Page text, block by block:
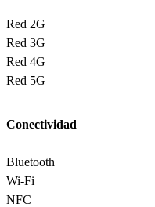
Red 2G
Red 3G
Red 4G
Red 5G
Conectividad
Bluetooth
Wi-Fi
NFC